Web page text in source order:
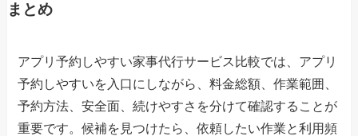
まとめ
アプリ予約しやすい家事代行サービス比較では、アプリ
予約しやすいを入口にしながら、料金総額、作業範囲、
予約方法、安全面、続けやすさを分けて確認することが
重要です。候補を見つけたら、依頼したい作業と利用頻